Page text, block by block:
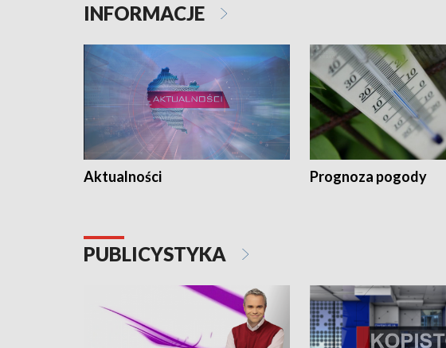
INFORMACJE
Aktualności Prognoza pogody
PUBLICYSTYKA